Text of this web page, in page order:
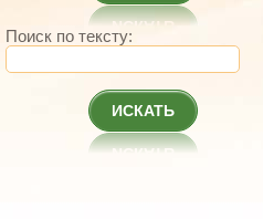
Поиск по тексту:
ИСКАТЬ